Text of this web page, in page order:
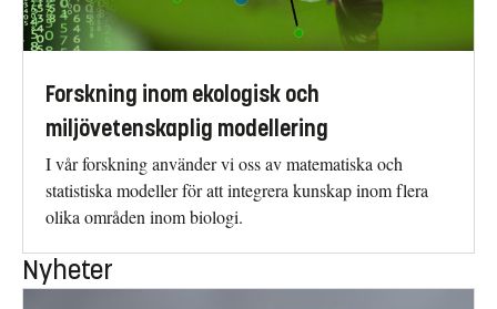
Forskning inom ekologisk och
miljövetenskaplig modellering
I vår forskning använder vi oss av matematiska och
statistiska modeller för att integrera kunskap inom flera
olika områden inom biologi.
Nyheter